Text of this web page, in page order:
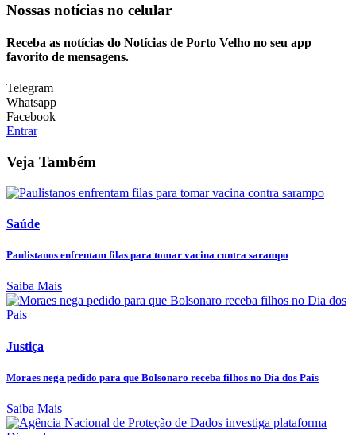
Nossas notícias no celular
Receba as notícias do Notícias de Porto Velho no seu app
favorito de mensagens.
Telegram
Whatsapp
Facebook
Entrar
Veja Também
Saúde
Paulistanos enfrentam filas para tomar vacina contra sarampo
Saiba Mais
Justiça
Moraes nega pedido para que Bolsonaro receba filhos no Dia dos Pais
Saiba Mais